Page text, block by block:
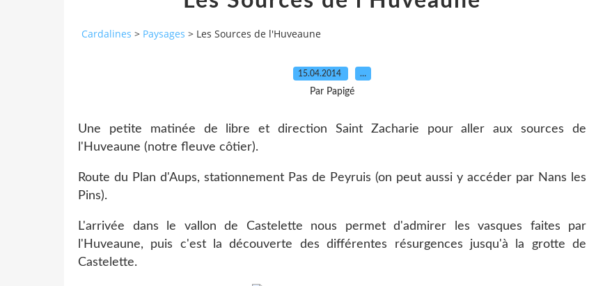
Cardalines > Paysages > Les Sources de l'Huveaune
15.04.2014 …
Par Papigé
Une petite matinée de libre et direction Saint Zacharie pour aller aux sources de
l'Huveaune (notre fleuve côtier).
Route du Plan d'Aups, stationnement Pas de Peyruis (on peut aussi y accéder par Nans les
Pins).
L'arrivée dans le vallon de Castelette nous permet d'admirer les vasques faites par
l'Huveaune, puis c'est la découverte des différentes résurgences jusqu'à la grotte de
Castelette.